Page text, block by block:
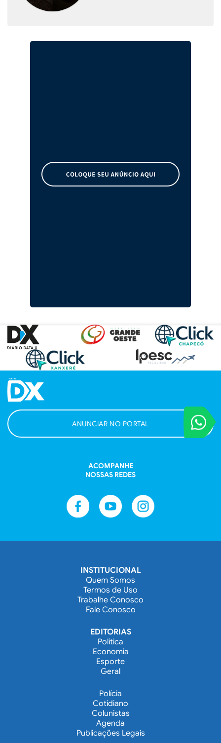
VOCÊ
Entre em
ANUNCIAR NO PORTAL
ACOMPANHE
NOSSAS REDES
INSTITUCIONAL
Quem Somos
Termos de Uso
Trabalhe Conosco
Fale Conosco
EDITORIAS
Política
Economia
Esporte
Geral
Polícia
Cotidiano
Colunistas
Agenda
Publicações Legais